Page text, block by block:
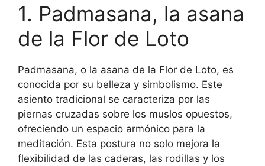
1. Padmasana, la asana
de la Flor de Loto
Padmasana, o la asana de la Flor de Loto, es
conocida por su belleza y simbolismo. Este
asiento tradicional se caracteriza por las
piernas cruzadas sobre los muslos opuestos,
ofreciendo un espacio armónico para la
meditación. Esta postura no solo mejora la
flexibilidad de las caderas, las rodillas y los